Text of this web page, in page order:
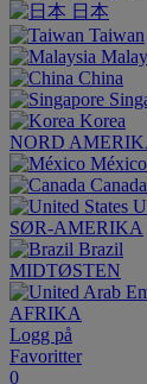
日本
Taiwan
China
Korea
NORD
México
Canada
SØR-AMERIKA
Brazil
MIDTØSTEN
AFRIKA
Logg på
Favoritter
0